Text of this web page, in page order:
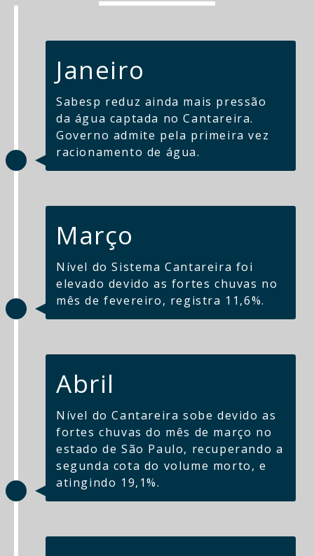
Janeiro
Sabesp reduz ainda mais pressão
da água captada no Cantareira.
Governo admite pela primeira vez
racionamento de água.
Março
Nível do Sistema Cantareira foi
elevado devido as fortes chuvas no
mês de fevereiro, registra 11,6%.
Abril
Nível do Cantareira sobe devido as
fortes chuvas do mês de março no
estado de São Paulo, recuperando a
segunda cota do volume morto, e
atingindo 19,1%.